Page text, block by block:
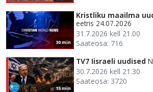
30 min
Kristliku maailma
eetris 24.07.2026
31.7.2026 kell 21.00
Saateosa: 716
15 min
TV7 Iisraeli uudised
30.7.2026 kell 21.30
Saateosa: 3720